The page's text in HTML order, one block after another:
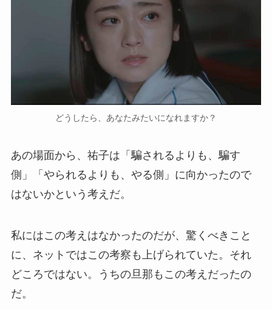
どうしたら、あなたみたいになれますか？
あの場面から、祐子は「騙されるよりも、騙す
側」「やられるよりも、やる側」に向かったので
はないかという考えだ。
私にはこの考えはなかったのだが、驚くべきこと
に、ネットではこの考察も上げられていた。それ
どころではない。うちの旦那もこの考えだったの
だ。